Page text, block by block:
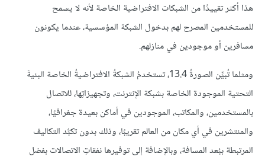
هذا أكثر تقييدًا من الشبكات الافتراضية الخاصة لأنه لا يسمح
للمستخدمين المصرح لهم بدخول الشبكة المؤسسية، عندما يكونون
مسافرين أو موجودين في منازلهم.
ومثلما تُبيِّن الصورةُ 13.4، تستخدمُ الشبكةُ الافتراضيةُ الخاصة البنيةَ
التحتية الموجودة الخاصة بشبكة الإنترنت، وتجهيزاتِها، للاتصال
بالمستخدمين، والمكاتب، الموجودين في أماكن بعيدة جغرافيًا،
والمنتشرين في أي مكان من العالم تقريبًا، وذلك بدون تكبُّد التكاليف
المرتبطة ببُعد المسافة، وبالإضافة إلى توفيرها نفقاتِ الاتصالات بفضل